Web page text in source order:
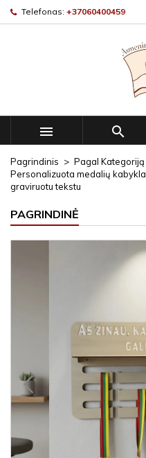
Telefonas: +37060400459
 
Pagrindinis Pagal Kategoriją
Personalizuota medalių
graviruotu tekstu
PAGRINDINĖ